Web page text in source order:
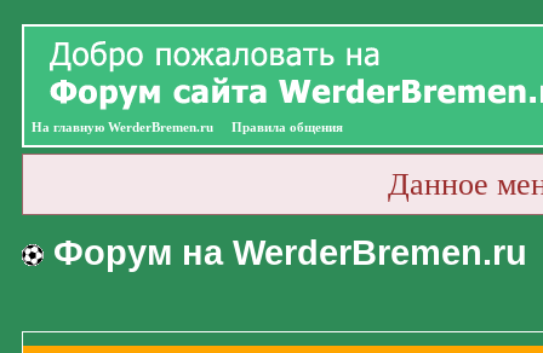
На главную WerderBremen.ru Правила общения
Данное
Форум на WerderBremen.ru